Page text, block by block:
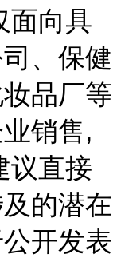
面向具
、保健
品厂等
销售,
议直接
的潜在
开发表